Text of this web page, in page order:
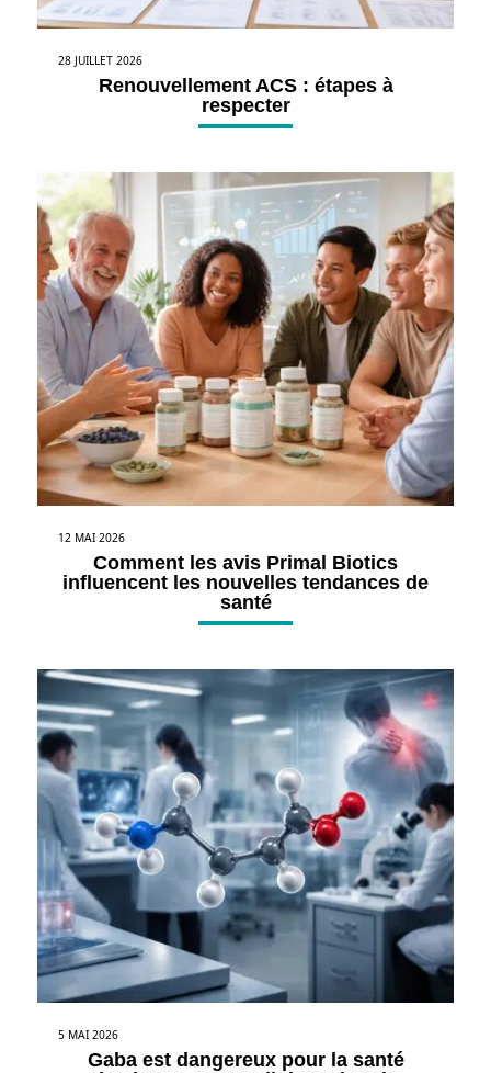
28 JUILLET 2026
Renouvellement ACS : étapes à
respecter
12 MAI 2026
Comment les avis Primal Biotics
influencent les nouvelles tendances de
santé
5 MAI 2026
Gaba est dangereux pour la santé